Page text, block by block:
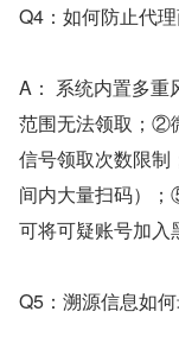
Q4：如何防止代
A： 系统内置多
范围无法领取；②
信号领取次数限
间内大量扫码）
可将可疑账号加入
Q5：溯源信息如